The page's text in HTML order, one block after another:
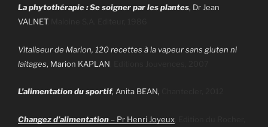
La phytothérapie : Se soigner par les plantes, Dr Jean
VALNET, Maloine S.A. Editeur, 1986
Vitaliseur de Marion, 120 recettes à la vapeur sans gluten ni
laitages, Marion KAPLAN
L’alimentation du sportif, Anita BEAN,
Changez d’alimentation– Pr Henri Joyeux